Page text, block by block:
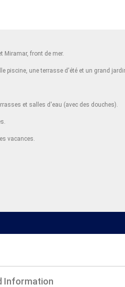
Miramar, front de mer.
piscine, une terrasse d'été et un grand
et salles d'eau (avec des douches).
vacances.
Information